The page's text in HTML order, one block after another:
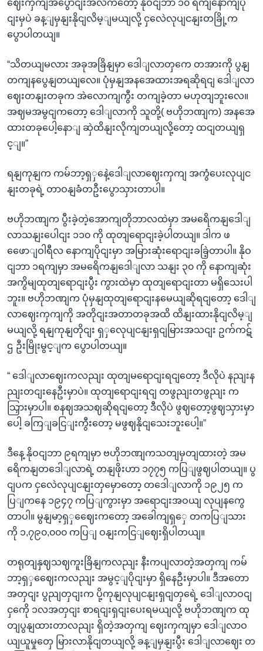
ဈေးကှကျအပွောငျးအလဲကတော့ နိုဝငျဘာ ၁၀ ရကျနောကျပို
ငျးမှပဲ ခန့ျမှနျးနိုငျလိမ့ျမယျလို့ ငှလေဲလုပျငနျးတခြို့က
ပွောပါတယျ။
“သိတယျမလား အခုအခြိနျမှာ ဒေါျလာတှကေ တအားကို ပွနျ
တကျနပွေနျတယျလေ။ ပုံမှနျအနအေထားအရဆိုရငျ ဒေါျလာ
ဈေးတနျးတခုက အဲလောကျကွီး တကျခဲ့တာ မဟုတျဘူးလေ။
အဈမအမွငျကတော့ ဒေါျလာကို သူတို့( ဗဟိုဘဏျက) အနအေ
ထားတခုပေါ့နောျ ဆှဲထိနျးလိုကျတယျလို့တော့ ထငျတယျရှ
င့ျ။”
ရနျကုနျက ကမ်ဘာ့ရှှနေဲ့ဒေါျလာဈေးကှကျ အကွံပေးလုပျင
နျးတခုရဲ့ တာဝနျခံတဦးပွောသှားတာပါ။
ဗဟိုဘဏျက ပွီးခဲ့တဲ့အောကျတိုဘာလထဲမှာ အမရေိကနျဒေါျ
လာသနျးပေါငျး ၁၁၀ ကို ထုတျရောငျးခဲ့ပါတယျ။ ဒါက ဖ
ဖေောျဝါရီလ နောကျပိုငျးမှာ အမြားဆုံးရောငျးခခြဲ့တာပါ။ နိုဝ
ငျဘာ ၁ရကျမှာ အမရေိကနျဒေါျလာ သနျး ၃၀ ကို နောကျဆုံး
အကွိမျထုတျရောငျးပွီး ကွားထဲမှာ ထုတျရောငျးတာ မရှိသေးပါ
ဘူး။ ဗဟိုဘဏျက ပုံမှနျထုတျရောငျးနမေယျဆိုရငျတော့ ဒေါျ
လာဈေးကှကျကို အတိုငျးအတာတခုအထိ ထိနျးထားနိုငျလိမ့ျ
မယျလို့ ရနျကုနျတိုငျး ရှှလေုပျငနျးရှငျမြားအသငျး ဥက်ကဋ်
ဌ ဦးမြိုးမွင့ျက ပွောပါတယျ။
“ ဒေါျလာဈေးကလညျး ထုတျမရောငျးရငျတော့ ဒီလိုပဲ နညျးန
ညျးတငျးနေဦးမှာပဲ။ ထုတျရောငျးရငျ တဖွညျးတဖွညျး က
သြှားမှာပါ။ စနဈအသဈဆိုရငျတော့ ဒီလိုပဲ ဖွဈတော့ဖွဈသှားမှာ
ပေါ့ ခကြျခငြျးကွီးတော့ မဖွဈနိုငျသေးဘူးပေါ့။”
ဒီနေ့ နိုဝငျဘာ ၉ရကျမှာ ဗဟိုဘဏျကသတျမှတျထားတဲ့ အမ
ရေိကနျတဒေါျလာရဲ့ တနျဖိုးဟာ ၁၇၇၅ ကပြျဖွဈပါတယျ။ ပွ
ငျပက ငှလေဲလုပျငနျးတှမှောတော့ တဒေါျလာကို ၁၉၂၅ က
ပြျကနေ ၁၉၄၇ ကပြျကွားမှာ အရောငျးအဝယျ လုပျနကွေ
တာပါ။ မွနျမာ့ရှှဈေေးကတော့ အခေါကျရှှေ တကပြျသား
ကို ၁,၇၉၀,၀၀၀ ကပြျ ဝနျးကငြျဈေးရှိပါတယျ။
တရုတျနှဈသဈကူးခြိနျကလညျး နီးကပျလာတဲ့အတှကျ ကမ်
ဘာ့ရှှဈေေးကလညျး အမွင့ျပိုငျးမှာ ရှိနေဦးမှာပါ။ ဒီအတော
အတှငျး ပွညျတှငျးက ပို့ကုနျလုပျငနျးရှငျတှရေဲ့ ဒေါျလာဝငျ
ငှကေို ၁လအတှငျး စာရငျးရှငျးပေးရမယျလို့ ဗဟိုဘဏျက ထု
တျပွနျထားတာလညျး ရှိတဲ့အတှကျ ဈေးကှကျမှာ ဒေါျလာဝ
ယျယူမှုတှေ မြားလာနိုငျတယျလို့ ခန့ျမှနျးပွီး ဒေါျလာဈေး တ